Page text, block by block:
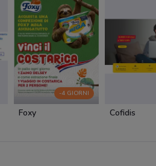
-4 GIORNI
Foxy Cofidis